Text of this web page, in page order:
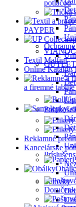
Šiltovky
potlačou
PAYPER
Textil Malfini
Online Katalóg
a firemné
Reklamné
Kancelárske